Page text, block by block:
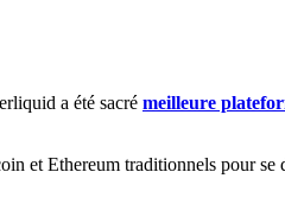
a été sacré meilleure
et Ethereum traditionnels pour se